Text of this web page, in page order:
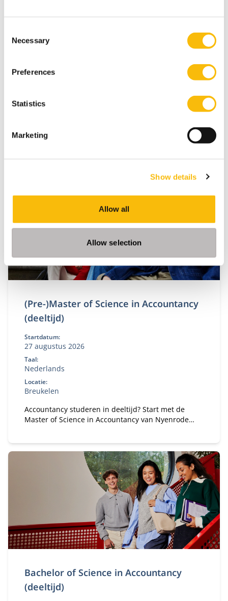
Selection
Necessary
Preferences
Statistics
Marketing
Show details
Allow all
Allow selection
Management | Full-time
Startdatum:
augustus 2026
Engels
Deze master in management duurt 16 maanden
jou de beste kansen op de wereldwijde
(Pre-)Master of Science in Accountancy
(deeltijd)
Startdatum:
27 augustus 2026
Taal:
Nederlands
Locatie:
Breukelen
Accountancy studeren in deeltijd? Start met de
Master of Science in Accountancy van Nyenrode
Bachelor of Science in Accountancy
(deeltijd)